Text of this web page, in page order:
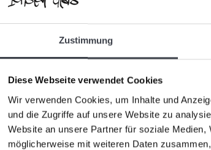
Zustimmung
Diese Webseite verwendet Cookies
Wir verwenden Cookies, um Inhalte und
und die Zugriffe auf unsere Website zu
Website an unsere Partner für soziale
möglicherweise mit weiteren Daten
an geschätzte Beziehungen in Verbindung
elegante Skulptur ein zeitloses Kunstwerk, das
fangen die Schönheit des Stiefmütterchens auf
exklusiven Kristall-Kollektion. Sie wird sorgfältig
Sie ist ein perfektes Geschenk für einen geliebten
die nicht nur die Schönheit des Hornveilchens